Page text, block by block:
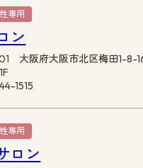
専用
ン
大阪府大阪市北区梅田1-8-
1515
専用
ロン